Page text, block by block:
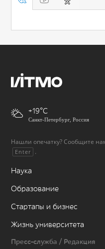
+19
Санкт-Петербург, Россия
Нашли опечатку? Сообщите
Enter .
Наука
Образование
Стартапы и бизнес
Жизнь университета
Пресс-служба / Редакция